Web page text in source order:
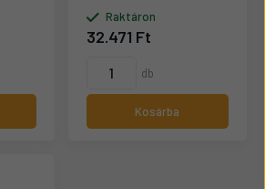
Raktáron
32.471 Ft
db
Kosárba